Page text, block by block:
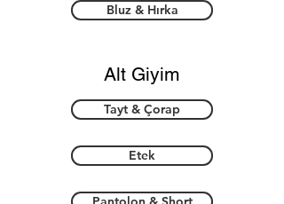
Bluz & Hırka
Alt Giyim
Tayt & Çorap
Etek